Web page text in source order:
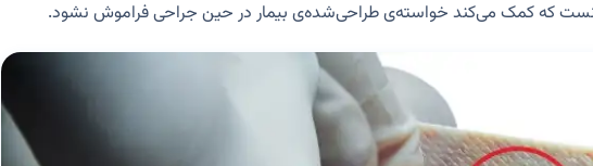
که کمک می‌کند خواسته‌ی طراحی‌شده‌ی بیمار در حین جراحی فراموش نشود.